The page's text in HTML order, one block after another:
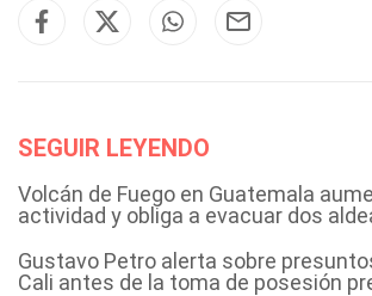
SEGUIR LEYENDO
Volcán de Fuego en Guatemala
actividad y obliga a evacuar dos
Gustavo Petro alerta sobre
Cali antes de la toma de posesión